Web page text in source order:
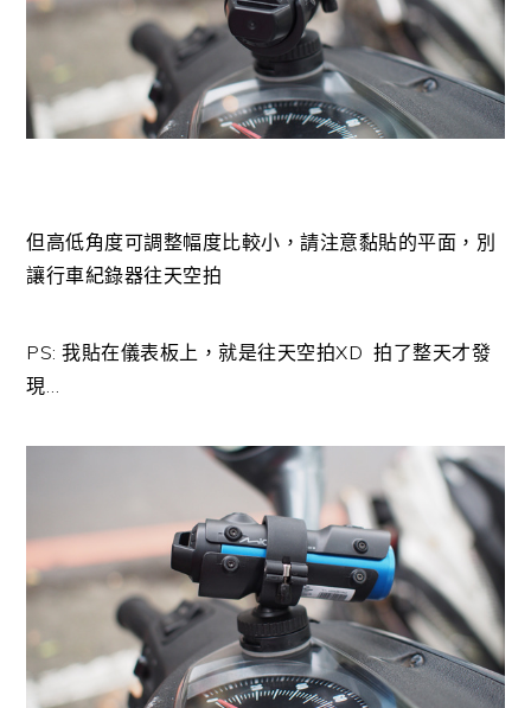
但高低角度可調整幅度比較小，請注意黏貼的平面，別
讓行車紀錄器往天空拍
PS: 我貼在儀表板上，就是往天空拍XD 拍了整天才發
現…